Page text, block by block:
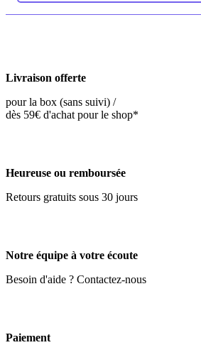
Livraison offerte
pour la box (sans suivi) /
dès 59€ d'achat pour le shop*
Heureuse ou remboursée
Retours gratuits sous 30 jours
Notre équipe à votre écoute
Besoin d'aide ? Contactez-nous
Paiement